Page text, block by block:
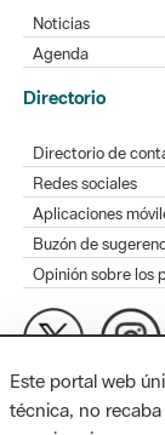
Noticias
Agenda
Directorio
Directorio de
Redes sociales
Aplicaciones
Buzón de
Opinión sobre los
MAPA WEB AVISO
Este portal web
técnica, no